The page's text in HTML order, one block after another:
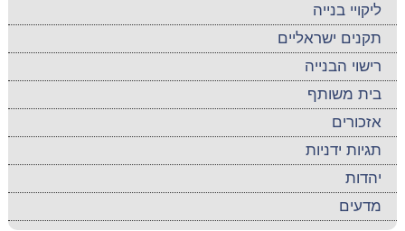
ליקויי בנייה
תקנים ישראליים
רישוי הבנייה
בית משותף
אזכורים
תגיות ידניות
יהדות
מדעים